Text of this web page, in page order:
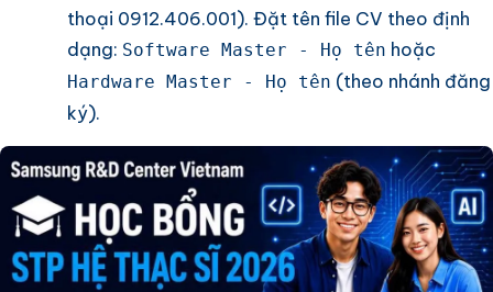
thoại 0912.406.001). Đặt tên file CV theo định
dạng: Software Master - Họ tên hoặc
Hardware Master - Họ tên (theo nhánh đăng
ký).